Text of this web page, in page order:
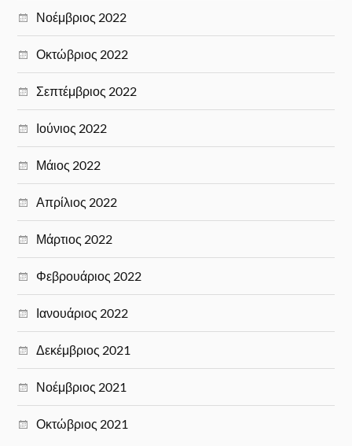
Νοέμβριος 2022
Οκτώβριος 2022
Σεπτέμβριος 2022
Ιούνιος 2022
Μάιος 2022
Απρίλιος 2022
Μάρτιος 2022
Φεβρουάριος 2022
Ιανουάριος 2022
Δεκέμβριος 2021
Νοέμβριος 2021
Οκτώβριος 2021